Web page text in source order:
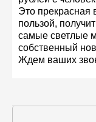
Это прекрасная
пользой,
самые светлые
собственный
Ждем ваших